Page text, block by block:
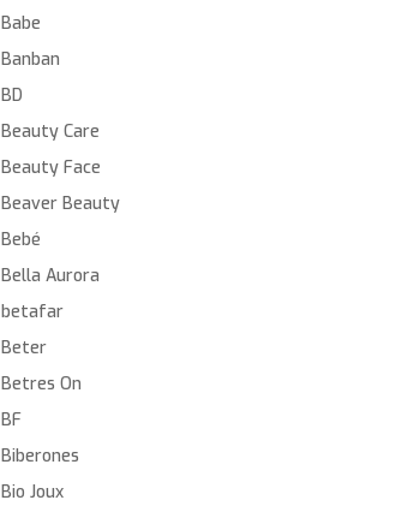
Babe
Banban
BD
Beauty Care
Beauty Face
Beaver Beauty
Bebé
Bella Aurora
betafar
Beter
Betres On
BF
Biberones
Bio Joux